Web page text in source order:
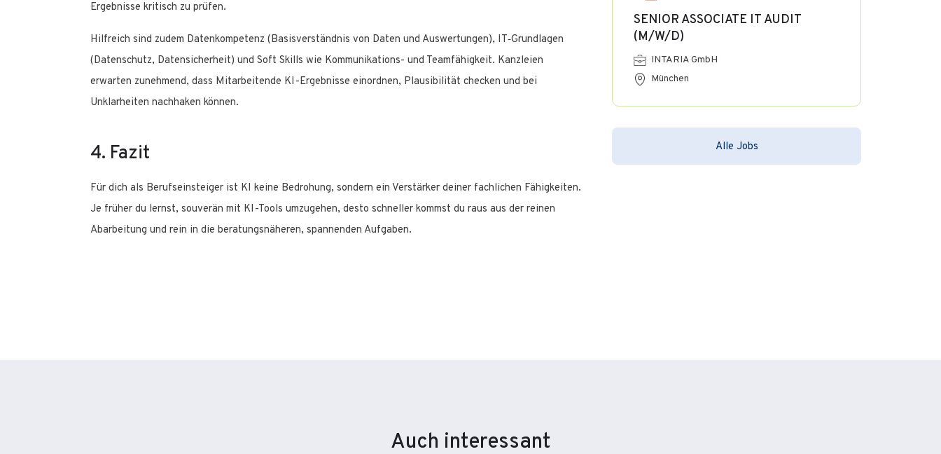
Ergebnisse kritisch zu prüfen.
Hilfreich sind zudem Datenkompetenz (Basisverständnis von Daten und Auswertungen), IT‑Grundlagen
(Datenschutz, Datensicherheit) und Soft Skills wie Kommunikations- und Teamfähigkeit. Kanzleien
erwarten zunehmend, dass Mitarbeitende KI-Ergebnisse einordnen, Plausibilität checken und bei
Unklarheiten nachhaken können.
4. Fazit
Für dich als Berufseinsteiger ist KI keine Bedrohung, sondern ein Verstärker deiner fachlichen Fähigkeiten.
Je früher du lernst, souverän mit KI-Tools umzugehen, desto schneller kommst du raus aus der reinen
Abarbeitung und rein in die beratungsnäheren, spannenden Aufgaben.
SENIOR ASSOCIATE IT AUDIT
(M/W/D)
INTARIA GmbH
München
Alle Jobs
Auch interessant